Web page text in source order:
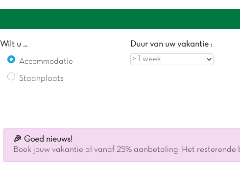
Wilt u ...
Accommodatie
Staanplaats
Duur van uw vakantie :
🎉 Goed nieuws!
Boek jouw vakantie al vanaf 25% aanbetaling. Het